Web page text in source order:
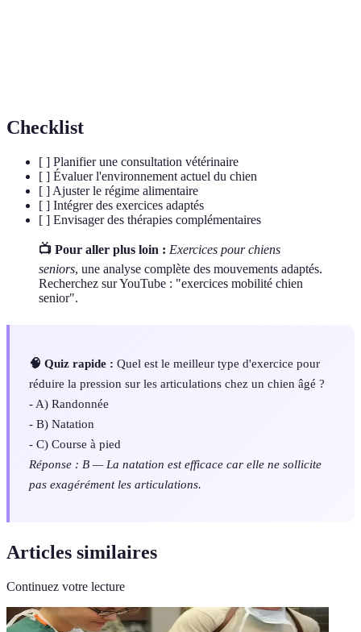
Checklist
[ ] Planifier une consultation vétérinaire
[ ] Évaluer l'environnement actuel du chien
[ ] Ajuster le régime alimentaire
[ ] Intégrer des exercices adaptés
[ ] Envisager des thérapies complémentaires
📺 Pour aller plus loin : Exercices pour chiens
seniors, une analyse complète des mouvements adaptés.
Recherchez sur YouTube : "exercices mobilité chien
senior".
🧠 Quiz rapide : Quel est le meilleur type d'exercice pour
réduire la pression sur les articulations chez un chien âgé ?
- A) Randonnée
- B) Natation
- C) Course à pied
Réponse : B — La natation est efficace car elle ne sollicite
pas exagérément les articulations.
Articles similaires
Continuez votre lecture